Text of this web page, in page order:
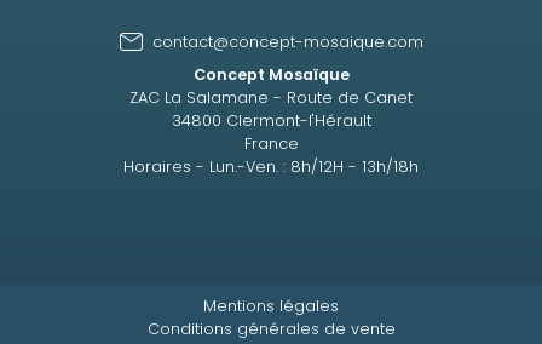
contact@concept-mosaique.com
Concept Mosaïque
ZAC La Salamane - Route de Canet
34800 Clermont-l'Hérault
France
Horaires - Lun.-Ven. : 8h/12H - 13h/18h
Mentions légales
Conditions générales de vente